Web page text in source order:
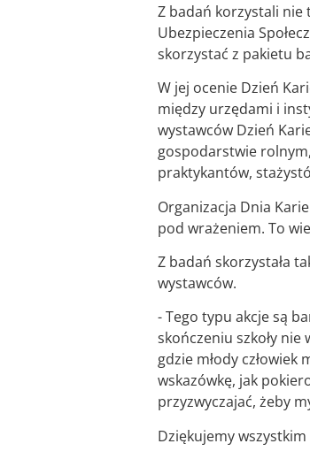
Z badań korzystali nie
Ubezpieczenia
skorzystać z pakietu
W jej ocenie Dzień
między urzędami i
wystawców Dzień
gospodarstwie
praktykantów,
Organizacja Dnia
pod wrażeniem. To
Z badań skorzystała
wystawców.
- Tego typu akcje są
skończeniu szkoły
gdzie młody
wskazówkę, jak
przyzwyczajać, żeby
Dziękujemy